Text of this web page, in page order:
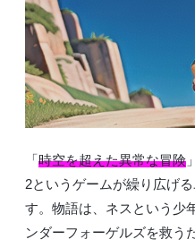
「時空を超えた異常な冒険
2というゲームが繰り広げ
す。物語は、ネスという少
ンダーフォーゲルズを救う